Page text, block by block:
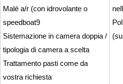
Caucaso
Viaggi in Armenia e
Malé a/r (con idrovolante o
speedboat9
Sistemazione in camera doppia /
tipologia di camera a scelta
Trattamento pasti come da
vostra richiesta